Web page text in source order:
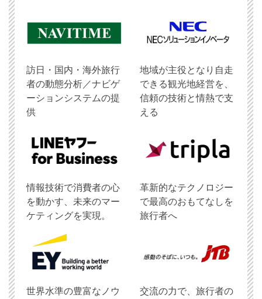
訪日・国内・海外旅行
者の動態分析／ナビゲ
ーションシステムの提
供
地域が主役となり自走
できる観光地経営を、
信頼の技術と情熱で支
える
情報技術で消費者の心
を動かす、未来のマー
ケティングを実現。
革新的なテクノロジー
で最高のおもてなしを
旅行者へ
世界水準の豊富なノウ
交流の力で、旅行者の